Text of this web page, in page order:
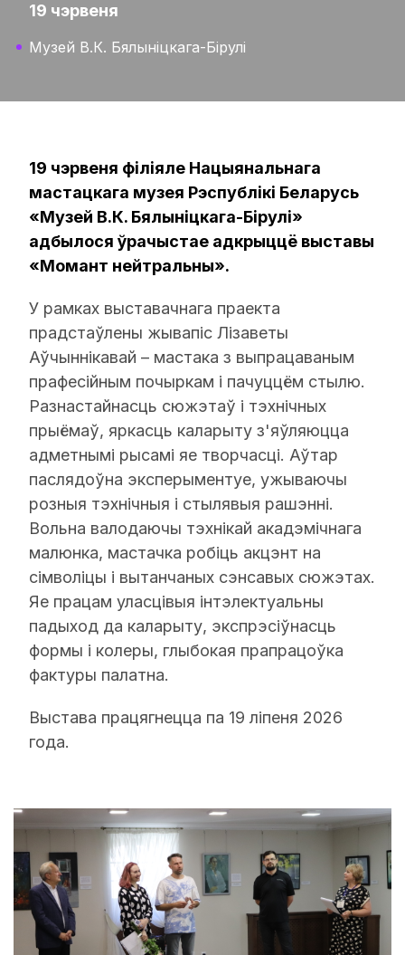
19 чэрвеня
Музей В.К. Бялыніцкага-Бірулі
19 чэрвеня філіяле Нацыянальнага
мастацкага музея Рэспублікі Беларусь
«Музей В.К. Бялыніцкага-Бірулі»
адбылося ўрачыстае адкрыццё выставы
«Момант нейтральны».
У рамках выставачнага праекта
прадстаўлены жывапіс Лізаветы
Аўчыннікавай – мастака з выпрацаваным
прафесійным почыркам і пачуццём стылю.
Разнастайнасць сюжэтаў і тэхнічных
прыёмаў, яркасць каларыту з'яўляюцца
адметнымі рысамі яе творчасці. Аўтар
паслядоўна эксперыментуе, ужываючы
розныя тэхнічныя і стылявыя рашэнні.
Вольна валодаючы тэхнікай акадэмічнага
малюнка, мастачка робіць акцэнт на
сімволіцы і вытанчаных сэнсавых сюжэтах.
Яе працам уласцівыя інтэлектуальны
падыход да каларыту, экспрэсіўнасць
формы і колеры, глыбокая прапрацоўка
фактуры палатна.
Выстава працягнецца па 19 ліпеня 2026
года.